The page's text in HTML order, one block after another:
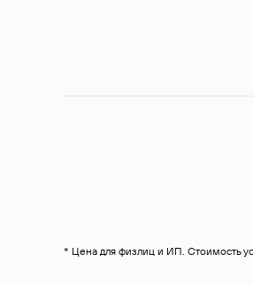
* Цена для физлиц и ИП. Стоимость